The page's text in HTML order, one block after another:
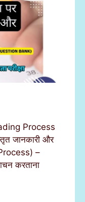
Process
जानकारी और
–
करताना